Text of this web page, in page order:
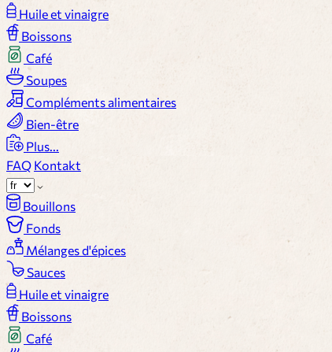
Huile et vinaigre
Boissons
Café
Soupes
Compléments alimentaires
Bien-être
Plus...
FAQ Kontakt
Bouillons
Fonds
Mélanges d'épices
Sauces
Huile et vinaigre
Boissons
Café